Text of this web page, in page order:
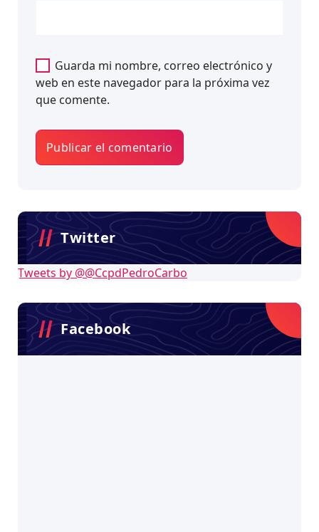
Guarda mi nombre, correo electrónico y
web en este navegador para la próxima vez
que comente.
Twitter
Tweets by @@CcpdPedroCarbo
Facebook